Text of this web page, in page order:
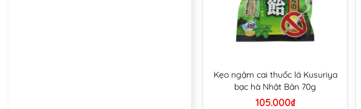
Kẹo ngậm cai thuốc lá Kusuriya
bạc hà Nhật Bản 70g
105.000₫